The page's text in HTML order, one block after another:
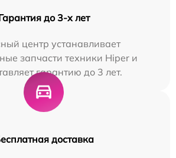
до 3-х лет
центр устанавливает
запчасти техники Hiper и
гарантию до 3 лет.
доставка